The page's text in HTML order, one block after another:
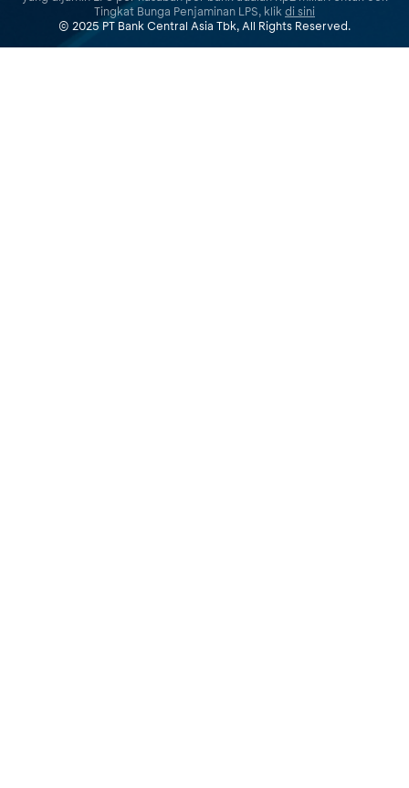
Tingkat Bunga Penjaminan LPS, klik di sini
© 2025 PT Bank Central Asia Tbk, All Rights Reserved.